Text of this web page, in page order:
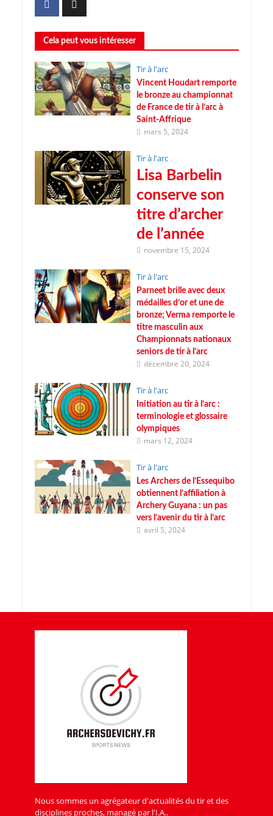
Cela peut vous intéresser
Tir à l'arc
Vincent Houdart remporte
le bronze au championnat
de France de tir à l’arc à
Saint-Affrique
mars 5, 2024
Tir à l'arc
Lisa Barbelin
conserve son
titre d’archer
de l’année
novembre 15, 2024
Tir à l'arc
Parneet brille avec deux
médailles d’or et une de
bronze; Verma remporte le
titre masculin aux
Championnats nationaux
seniors de tir à l’arc
décembre 20, 2024
Tir à l'arc
Initiation au tir à l’arc :
terminologie et glossaire
olympiques
mars 12, 2024
Tir à l'arc
Les Archers de l’Essequibo
obtiennent l’affiliation à
Archery Guyana : un pas
vers l’avenir du tir à l’arc
avril 5, 2024
Nous sommes un agrégateur d'actualités du tir et des
disciplines proches, managé par l'I.A..